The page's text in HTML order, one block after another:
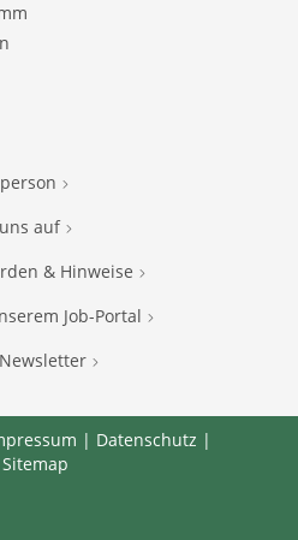
auf
& Hinweise
Job-Portal
| Datenschutz |
Sitemap